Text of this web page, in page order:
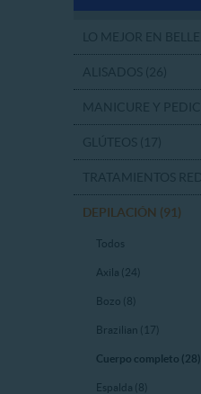
DEPILACIÓN (91)
Todos
Axila (24)
Bozo (8)
Brazilian (17)
Cuerpo completo (28)
Espalda (8)